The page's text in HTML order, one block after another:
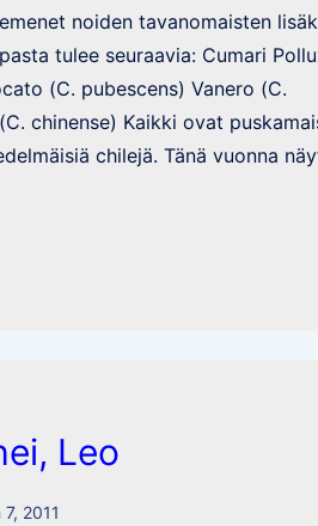
noiden tavanomaisten
tulee seuraavia: Cumari
(C. pubescens) Vanero (C.
chinense) Kaikki ovat
chilejä. Tänä vuonna
Leo
2011